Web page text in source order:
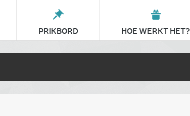
HOE WERKT HET?
PRIKBORD